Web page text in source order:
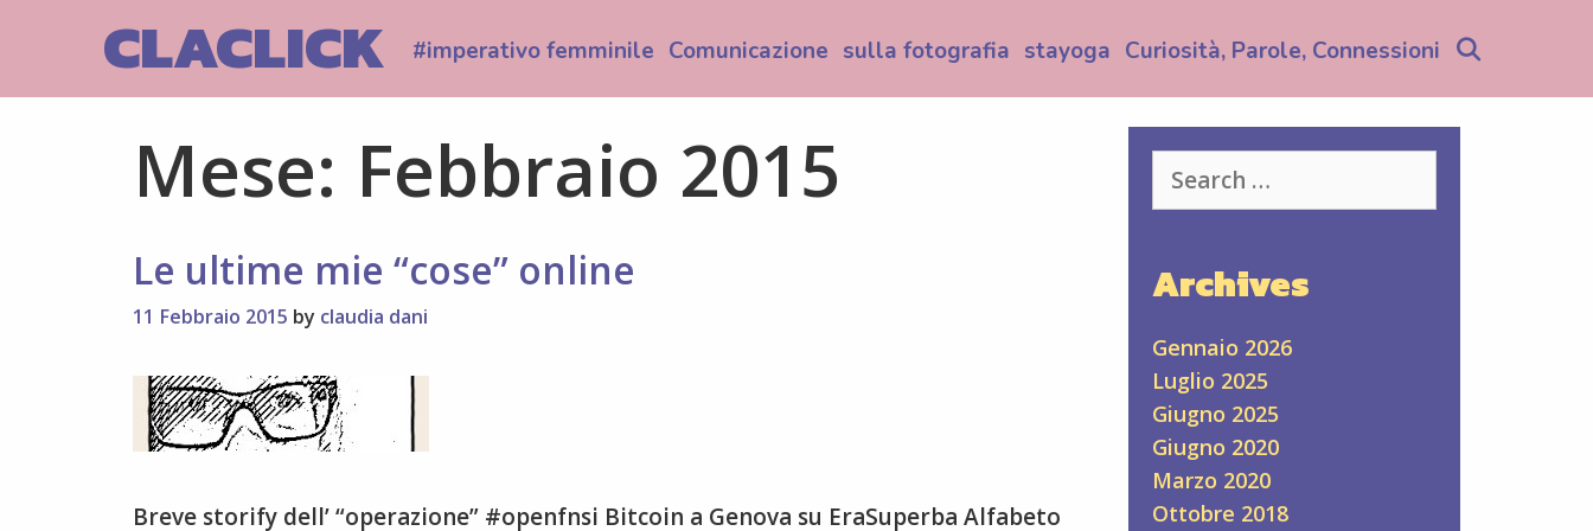
CLACLICK #imperativo femminile Comunicazione sulla fotografia stayoga Curiosità, Parole, Connessioni
Mese: Febbraio 2015
Le ultime mie “cose” online
11 Febbraio 2015 by claudia dani
Breve storify dell’ “operazione” #openfnsi Bitcoin a Genova su EraSuperba Alfabeto
for:
Archives
Gennaio 2026
Luglio 2025
Giugno 2025
Giugno 2020
Marzo 2020
Ottobre 2018